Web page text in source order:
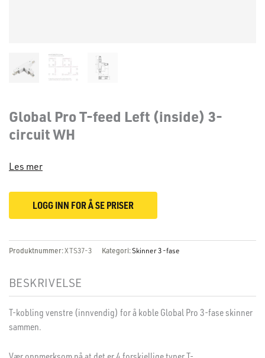
Global Pro T-feed Left (inside) 3-
circuit WH
Les mer
LOGG INN FOR Å SE PRISER
Produktnummer:XTS37-3 Kategori:Skinner 3 -fase
BESKRIVELSE
T-kobling venstre (innvendig) for å koble Global Pro 3-fase skinner
sammen.